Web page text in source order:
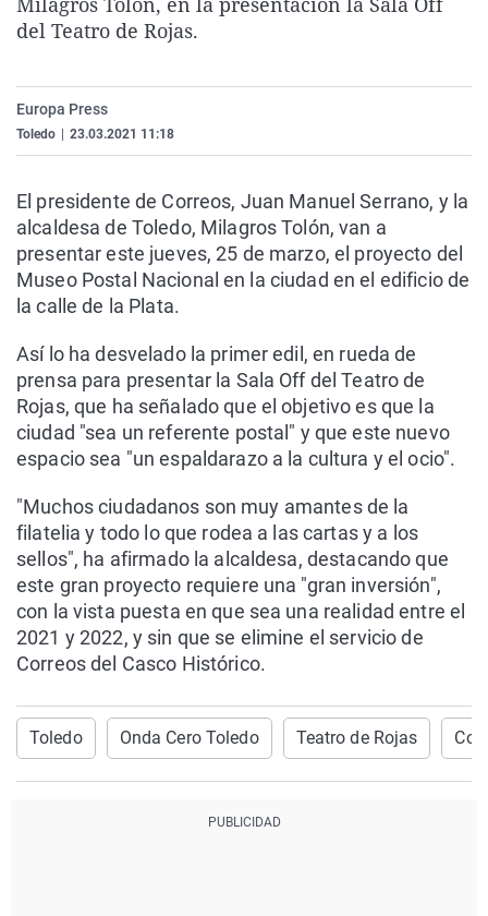
La rosa de los vientos
Como el perro y el
Caso
Equipo de
Extremadura
La Rioja
Virales
Elecciones
del Teatro de Rojas.
Europa Press
Toledo 23.03.2021 11:18
El presidente de Correos, Juan Manuel Serrano, y la
alcaldesa de Toledo, Milagros Tolón, van a
presentar este jueves, 25 de marzo, el proyecto del
Museo Postal Nacional en la ciudad en el edificio de
la calle de la Plata.
Así lo ha desvelado la primer edil, en rueda de
prensa para presentar la Sala Off del Teatro de
Rojas, que ha señalado que el objetivo es que la
ciudad "sea un referente postal" y que este nuevo
espacio sea "un espaldarazo a la cultura y el ocio".
"Muchos ciudadanos son muy amantes de la
filatelia y todo lo que rodea a las cartas y a los
sellos", ha afirmado la alcaldesa, destacando que
este gran proyecto requiere una "gran inversión",
con la vista puesta en que sea una realidad entre el
2021 y 2022, y sin que se elimine el servicio de
Correos del Casco Histórico.
Toledo Onda Cero Toledo Teatro de Rojas